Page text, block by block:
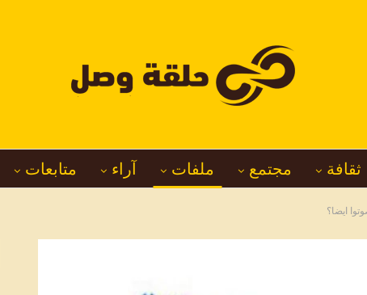
ثقافة مجتمع ملفات آراء متابعات
ايضا؟